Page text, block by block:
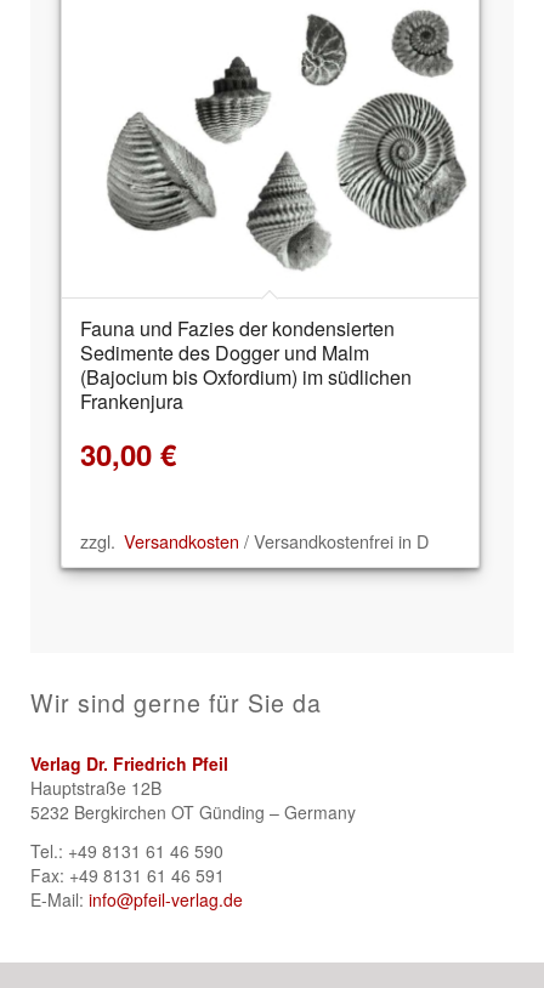
Fauna und Fazies der kondensierten
Sedimente des Dogger und Malm
(Bajocium bis Oxfordium) im südlichen
Frankenjura
30,00 €
zzgl. Versandkosten / Versandkostenfrei in D
Wir sind gerne für Sie da
Verlag Dr. Friedrich Pfeil
Hauptstraße 12B
5232 Bergkirchen OT Günding – Germany
Tel.: +49 8131 61 46 590
Fax: +49 8131 61 46 591
E-Mail: info@pfeil-verlag.de